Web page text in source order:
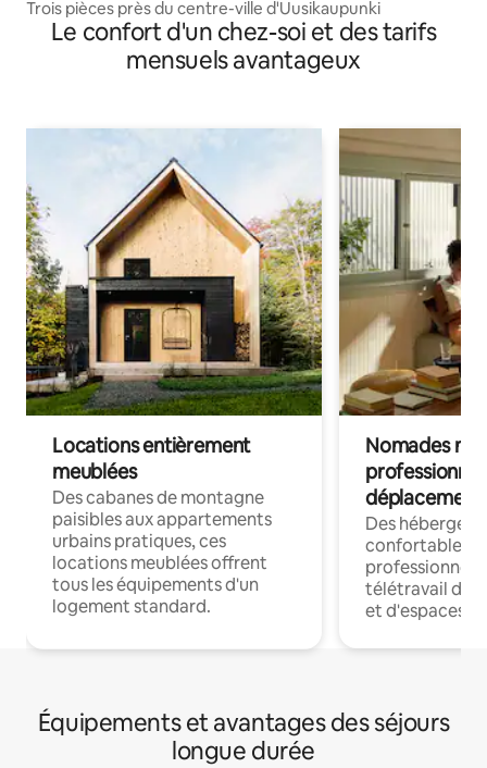
Trois pièces près du centre-ville d'Uusikaupunki
Le confort d'un chez-soi et des tarifs
mensuels avantageux
Locations entièrement
meublées
Des cabanes de montagne
paisibles aux appartements
urbains pratiques, ces
locations meublées offrent
tous les équipements d'un
logement standard.
Nomades
déplacement
Des
confortables
professionnels
télétravail
et d'espaces
Équipements et avantages des séjours
longue durée